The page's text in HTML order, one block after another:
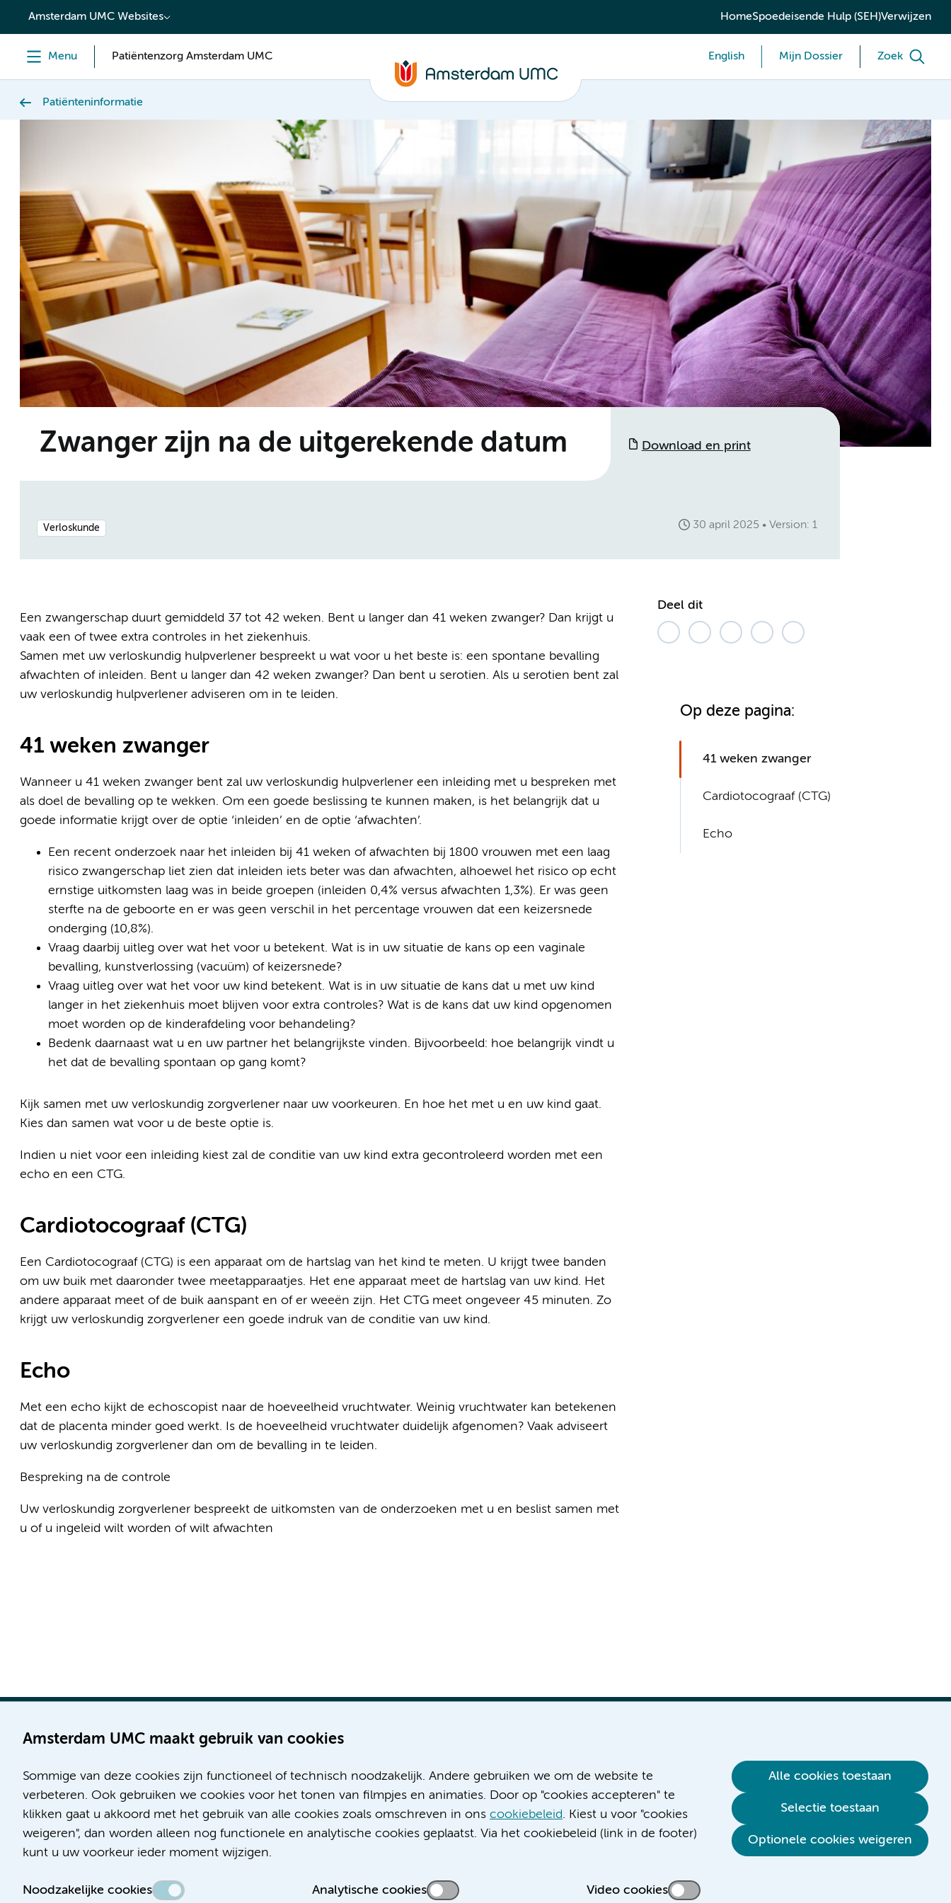
content
Amsterdam UMC Websites HomeSpoedeisende Hulp (SEH)Verwijzen
Menu Patiëntenzorg Amsterdam UMC English Mijn Dossier Zoek
Patiënteninformatie
Zwanger zijn na de uitgerekende datum Download en print
Verloskunde 30 april 2025 Version: 1
Een zwangerschap duurt gemiddeld 37 tot 42 weken. Bent u langer dan 41 weken zwanger? Dan krijgt u
vaak een of twee extra controles in het ziekenhuis.
Samen met uw verloskundig hulpverlener bespreekt u wat voor u het beste is: een spontane bevalling
afwachten of inleiden. Bent u langer dan 42 weken zwanger? Dan bent u serotien. Als u serotien bent zal
uw verloskundig hulpverlener adviseren om in te leiden.
41 weken zwanger
Wanneer u 41 weken zwanger bent zal uw verloskundig hulpverlener een inleiding met u bespreken met
als doel de bevalling op te wekken. Om een goede beslissing te kunnen maken, is het belangrijk dat u
goede informatie krijgt over de optie ‘inleiden’ en de optie ‘afwachten’.
Een recent onderzoek naar het inleiden bij 41 weken of afwachten bij 1800 vrouwen met een laag
risico zwangerschap liet zien dat inleiden iets beter was dan afwachten, alhoewel het risico op echt
ernstige uitkomsten laag was in beide groepen (inleiden 0,4% versus afwachten 1,3%). Er was geen
sterfte na de geboorte en er was geen verschil in het percentage vrouwen dat een keizersnede
onderging (10,8%).
Vraag daarbij uitleg over wat het voor u betekent. Wat is in uw situatie de kans op een vaginale
bevalling, kunstverlossing (vacuüm) of keizersnede?
Vraag uitleg over wat het voor uw kind betekent. Wat is in uw situatie de kans dat u met uw kind
langer in het ziekenhuis moet blijven voor extra controles? Wat is de kans dat uw kind opgenomen
moet worden op de kinderafdeling voor behandeling?
Bedenk daarnaast wat u en uw partner het belangrijkste vinden. Bijvoorbeeld: hoe belangrijk vindt u
het dat de bevalling spontaan op gang komt?
Kijk samen met uw verloskundig zorgverlener naar uw voorkeuren. En hoe het met u en uw kind gaat.
Kies dan samen wat voor u de beste optie is.
Indien u niet voor een inleiding kiest zal de conditie van uw kind extra gecontroleerd worden met een
echo en een CTG.
Cardiotocograaf (CTG)
Een Cardiotocograaf (CTG) is een apparaat om de hartslag van het kind te meten. U krijgt twee banden
om uw buik met daaronder twee meetapparaatjes. Het ene apparaat meet de hartslag van uw kind. Het
andere apparaat meet of de buik aanspant en of er weeën zijn. Het CTG meet ongeveer 45 minuten. Zo
krijgt uw verloskundig zorgverlener een goede indruk van de conditie van uw kind.
Echo
Met een echo kijkt de echoscopist naar de hoeveelheid vruchtwater. Weinig vruchtwater kan betekenen
dat de placenta minder goed werkt. Is de hoeveelheid vruchtwater duidelijk afgenomen? Vaak adviseert
uw verloskundig zorgverlener dan om de bevalling in te leiden.
Bespreking na de controle
Uw verloskundig zorgverlener bespreekt de uitkomsten van de onderzoeken met u en beslist samen met
u of u ingeleid wilt worden of wilt afwachten
Deel dit
Op deze pagina:
41 weken zwanger
Cardiotocograaf (CTG)
Echo
Amsterdam UMC maakt gebruik van cookies
Sommige van deze cookies zijn functioneel of technisch noodzakelijk. Andere gebruiken we om de website te
verbeteren. Ook gebruiken we cookies voor het tonen van filmpjes en animaties. Door op "cookies accepteren" te
klikken gaat u akkoord met het gebruik van alle cookies zoals omschreven in ons cookiebeleid. Kiest u voor "cookies
weigeren", dan worden alleen nog functionele en analytische cookies geplaatst. Via het cookiebeleid (link in de footer)
kunt u uw voorkeur ieder moment wijzigen.
Noodzakelijke cookies Analytische cookies Video cookies
Alle cookies toestaan
Selectie toestaan
Optionele cookies weigeren
Locatie AMC
Meibergdreef 9
1105 AZ Amsterdam
Route en parkeren
Locatie VUmc
De Boelelaan 1117
1081 HV Amsterdam
(020) 444 4444
Route en parkeren
Meer Amsterdam UMC websites:
Werken bij Amsterdam UMC
Over Amsterdam UMC
Educatie locatie AMC
Verwijzen & diagnostiek